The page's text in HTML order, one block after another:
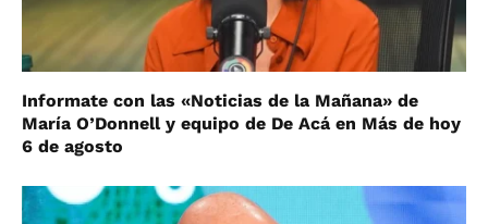
Informate con las «Noticias de la Mañana» de
María O’Donnell y equipo de De Acá en Más de hoy
6 de agosto